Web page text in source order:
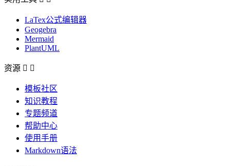
LaTex公式编辑器
Geogebra
Mermaid
PlantUML
资源  
模板社区
知识教程
专题频道
帮助中心
使用手册
Markdown语法